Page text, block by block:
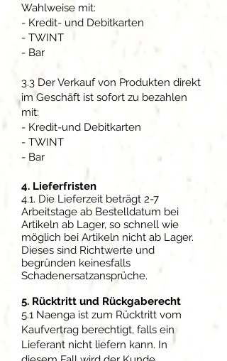
Wahlweise mit:
- Kredit- und Debitkarten
- TWINT
- Bar
3.3 Der Verkauf von Produkten direkt
im Geschäft ist sofort zu bezahlen
mit:
- Kredit-und Debitkarten
- TWINT
- Bar
4. Lieferfristen
4.1. Die Lieferzeit beträgt 2-7
Arbeitstage ab Bestelldatum bei
Artikeln ab Lager, so schnell wie
möglich bei Artikeln nicht ab Lager.
Dieses sind Richtwerte und
begründen keinesfalls
Schadenersatzansprüche.
5. Rücktritt und Rückgaberecht
5.1 Naenga ist zum Rücktritt vom
Kaufvertrag berechtigt, falls ein
Lieferant nicht liefern kann. In